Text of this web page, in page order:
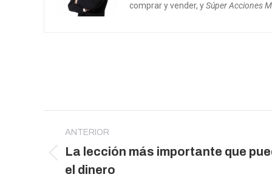
comprar y vender, ySúper Acciones
entre
publicaciones
ANTERIOR
Publicación
anterior:
La lección más importante que
el dinero